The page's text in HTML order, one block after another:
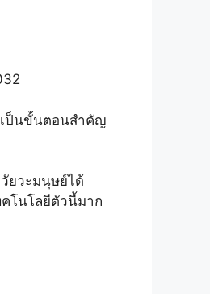
เป็นขั้นตอนสำคัญ
ยวะมนุษย์ได้
โนโลยีตัวนี้มาก